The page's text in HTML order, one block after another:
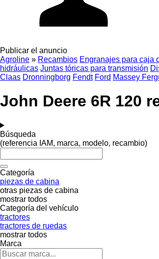
Publicar el anuncio
Agroline » Recambios Engranajes para caja
hidráulicas Juntas tóricas para transmisión
Claas Dronningborg Fendt Ford Massey
John Deere 6R 120
Búsqueda
(referencia IAM, marca, modelo, recambio)
Categoría
piezas de cabina
otras piezas de cabina
mostrar todos
Categoría del vehículo
tractores
tractores de ruedas
mostrar todos
Marca